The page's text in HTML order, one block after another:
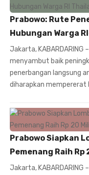
Prabowo: Rute
Hubungan Warga
Jakarta, KABARDARING
menyambut baik
penerbangan langsung
diharapkan mempererat
Prabowo Siapkan
Pemenang Raih Rp
Jakarta, KABARDARING